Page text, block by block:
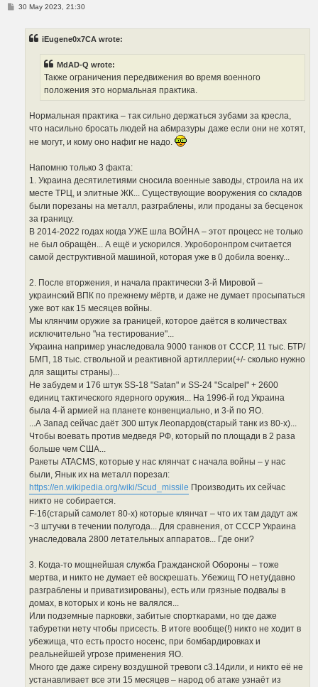
P30 May 2023, 21:30
iEugene0x7CA wrote:
MdAD-Q wrote:
Также ограничения передвижения во время военного
положения это нормальная практика.
Нормальная практика – так сильно держаться зубами за кресла,
что насильно бросать людей на абмразуры даже если они не хотят,
не могут, и кому оно нафиг не надо.
Напомню только 3 факта:
1. Украина десятилетиями сносила военные заводы, строила на их
месте ТРЦ, и элитные ЖК... Существующие вооружения со складов
были порезаны на металл, разграблены, или проданы за бесценок
за границу.
В 2014-2022 годах когда УЖЕ шла ВОЙНА – этот процесс не только
не был обращён... А ещё и ускорился. Укроборонпром считается
самой деструктивной машиной, которая уже в 0 добила военку...
2. После вторжения, и начала практически 3-й Мировой –
украинский ВПК по прежнему мёртв, и даже не думает просыпаться
уже вот как 15 месяцев войны.
Мы клянчим оружие за границей, которое даётся в количествах
исключительно "на тестирование"...
Украина например унаследовала 9000 танков от СССР, 11 тыс. БТР/
БМП, 18 тыс. ствольной и реактивной артиллерии(+/- сколько нужно
для защиты страны)...
Не забудем и 176 штук SS-18 "Satan" и SS-24 "Scalpel" + 2600
единиц тактического ядерного оружия... На 1996-й год Украина
была 4-й армией на планете конвенциально, и 3-й по ЯО.
...А Запад сейчас даёт 300 штук Леопардов(старый танк из 80-х)...
Чтобы воевать против медведя РФ, который по площади в 2 раза
больше чем США...
Ракеты ATACMS, которые у нас клянчат с начала войны – у нас
были, Янык их на металл порезал:
https://en.wikipedia.org/wiki/Scud_missile Производить их сейчас
никто не собирается.
F-16(старый самолет 80-х) которые клянчат – что их там дадут аж
~3 штучки в течении полугода... Для сравнения, от СССР Украина
унаследовала 2800 летательных аппаратов... Где они?
3. Когда-то мощнейшая служба Гражданской Обороны – тоже
мертва, и никто не думает её воскрешать. Убежищ ГО нету(давно
разграблены и приватизированы), есть или грязные подвалы в
домах, в которых и конь не валялся...
Или подземные парковки, забитые спорткарами, но где даже
табуретки нету чтобы присесть. В итоге вообще(!) никто не ходит в
убежища, что есть просто носенс, при бомбардировках и
реальнейшей угрозе применения ЯО.
Много где даже сирену воздушной тревоги с3.14дили, и никто её не
устанавливает все эти 15 месяцев – народ об атаке узнаёт из